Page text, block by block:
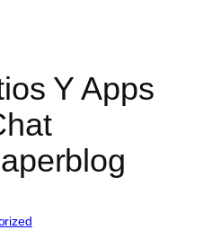
Y Apps